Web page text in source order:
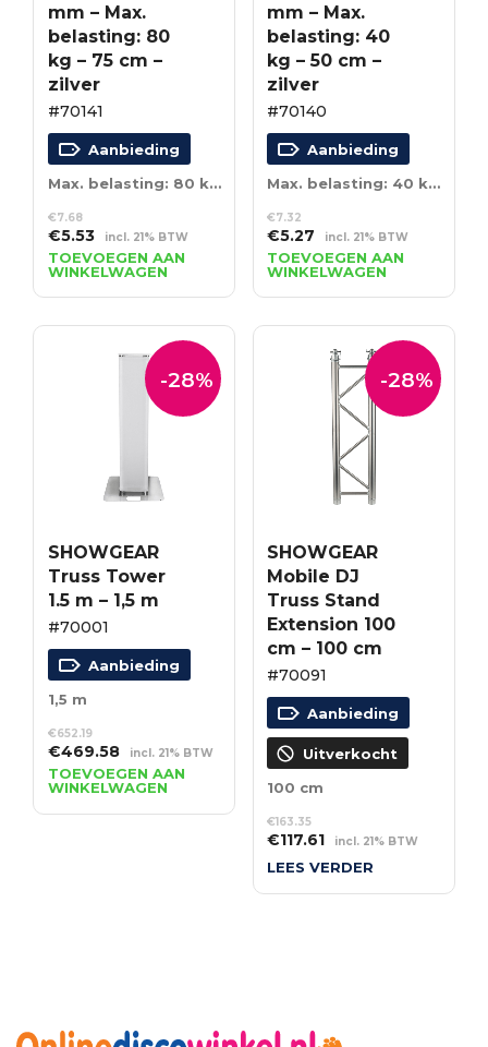
mm – Max.
belasting: 80
kg – 75 cm –
zilver
#70141
Aanbieding
Max. belasting: 80 kg – 75 cm – zilver
€7.68
Oorspronkelijke
prijs
was:
€7.68.
€5.53Huidige
prijs
is:
€5.53.
incl. 21% BTW
TOEVOEGEN AAN
WINKELWAGEN
mm – Max.
belasting: 40
kg – 50 cm –
zilver
#70140
Aanbieding
Max. belasting: 40 kg – 50 cm – zilver
€7.32
Oorspronkelijke
prijs
was:
€7.32.
€5.27 Huidige
prijs
is:
€5.27.
incl. 21% BTW
TOEVOEGEN AAN
WINKELWAGEN
-28%
SHOWGEAR
Truss Tower
1.5 m – 1,5 m
#70001
Aanbieding
1,5 m
€652.19
Oorspronkelijke
prijs
was:
€652.19.
€469.58Huidige
prijs
is:
€469.58.
incl. 21% BTW
TOEVOEGEN AAN
WINKELWAGEN
-28%
SHOWGEAR
Mobile DJ
Truss Stand
Extension 100
cm – 100 cm
#70091
Aanbieding
Uitverkocht
100 cm
€163.35
Oorspronkelijke
prijs
€163.35.
€117.61Huidige
prijs
€117.61.
incl. 21% BTW
LEES VERDER